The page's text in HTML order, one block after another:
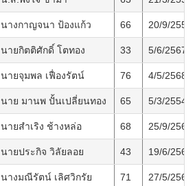
นางกาญจนา ป้องแก้ว 66 20/9/2559
นายกิตติศักดิ์ โตทอง 33 5/6/2567
นายจุมพล เฟื่องรัตน์ 76 4/5/2568
นาย มานพ ปั้นเปลี่ยนทอง 65 5/3/2554
นายสำเริง ช้างหล่อ 68 25/9/2567
นายประกิจ วิลัยลอย 43 19/6/2565
นางมณีรัตน์ เลิศวิกรัย 71 27/5/2563